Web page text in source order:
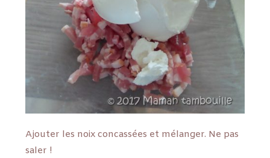
Ajouter les noix concassées et mélanger. Ne pas
saler !